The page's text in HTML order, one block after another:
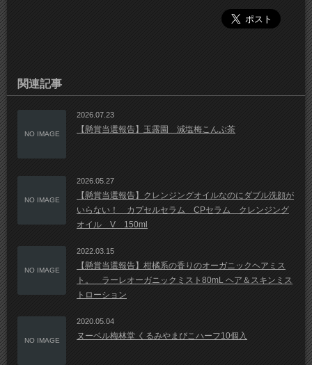
関連記事
NO IMAGE
2026.07.23
【懸賞当選報告】玉露園 減塩梅こんぶ茶
NO IMAGE
2026.05.27
【懸賞当選報告】クレンジングオイルなのにダブル洗顔が
いらない！ カプセルセラム CPセラム クレンジング
オイル V 150ml
NO IMAGE
2022.03.15
【懸賞当選報告】柑橘系の香りのオーガニックヘアミス
ト。 ラーレオーガニックミスト80mL ヘア＆スキンミス
トローション
NO IMAGE
2020.05.04
ヌーベル梅林堂 くるみやまびこハーフ10個入